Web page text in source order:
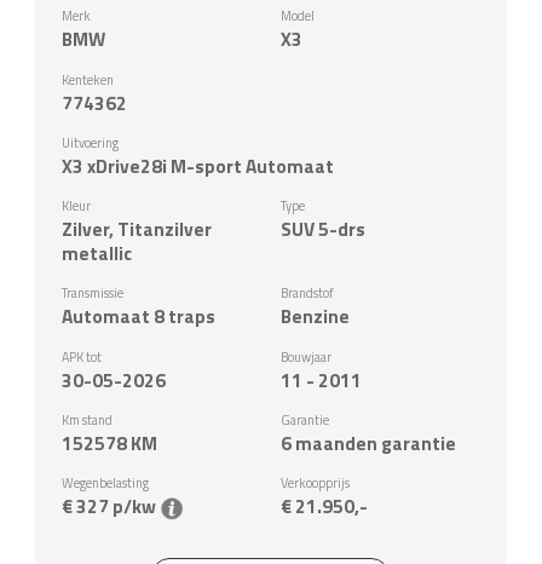
Merk
BMW
Model
X3
Kenteken
774362
Uitvoering
X3 xDrive28i M-sport Automaat
Kleur
Zilver, Titanzilver
metallic
Type
SUV 5-drs
Transmissie
Automaat 8 traps
Brandstof
Benzine
APK tot
30-05-2026
Bouwjaar
11 - 2011
Km stand
152578KM
Garantie
6 maanden garantie
Wegenbelasting
€ 327 p/kw
Verkoopprijs
€ 21.950,-